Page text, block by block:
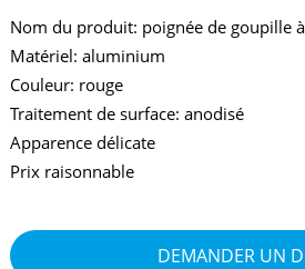
Nom du produit: poignée de goupille
Matériel: aluminium
Couleur: rouge
Traitement de surface: anodisé
Apparence délicate
Prix raisonnable
DEMANDER UN